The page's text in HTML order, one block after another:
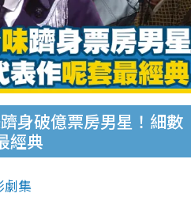
身破億票房男星！細數
經典
劇集